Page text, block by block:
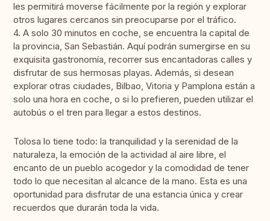
les permitirá moverse fácilmente por la región y explorar
otros lugares cercanos sin preocuparse por el tráfico.
4. A solo 30 minutos en coche, se encuentra la capital de
la provincia, San Sebastián. Aquí podrán sumergirse en su
exquisita gastronomía, recorrer sus encantadoras calles y
disfrutar de sus hermosas playas. Además, si desean
explorar otras ciudades, Bilbao, Vitoria y Pamplona están a
solo una hora en coche, o si lo prefieren, pueden utilizar el
autobús o el tren para llegar a estos destinos.
Tolosa lo tiene todo: la tranquilidad y la serenidad de la
naturaleza, la emoción de la actividad al aire libre, el
encanto de un pueblo acogedor y la comodidad de tener
todo lo que necesitan al alcance de la mano. Esta es una
oportunidad para disfrutar de una estancia única y crear
recuerdos que durarán toda la vida.